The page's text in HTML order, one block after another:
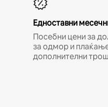
Едноставни
Посебни цени за
за одмор и
дополнителни